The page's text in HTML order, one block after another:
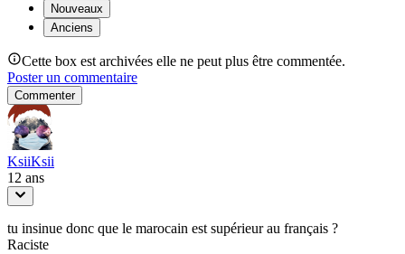
Nouveaux
Anciens
Cette box est archivées elle ne peut plus être commentée.
Poster un commentaire
Commenter
KsiiKsii
12 ans
tu insinue donc que le marocain est supérieur au français ?
Raciste